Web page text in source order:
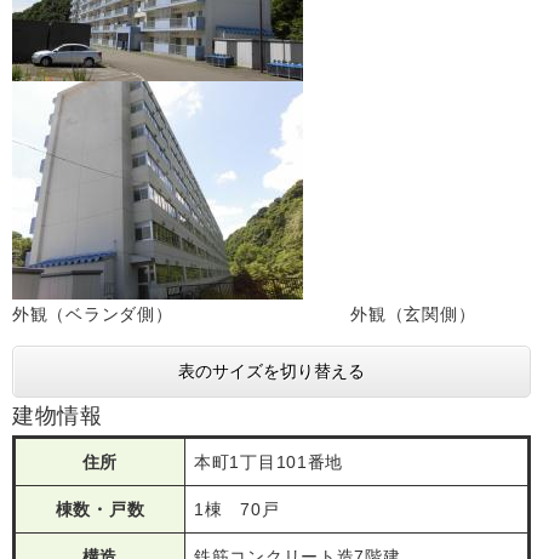
外観（ベランダ側） 外観（玄関側）
表のサイズを切り替える
建物情報
住所 本町1丁目101番地
棟数・戸数 1棟 70戸